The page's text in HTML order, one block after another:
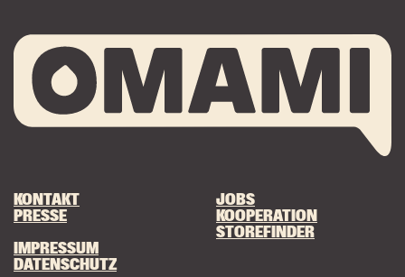
KONTAKT
PRESSE
JOBS
KOOPERATION
STOREFINDER
IMPRESSUM
DATENSCHUTZ